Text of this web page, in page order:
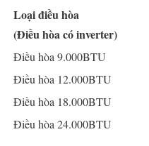
Loại điều hòa
(Điều hòa có inverter)
Điều hòa 9.000BTU
Điều hòa 12.000BTU
Điều hòa 18.000BTU
Điều hòa 24.000BTU